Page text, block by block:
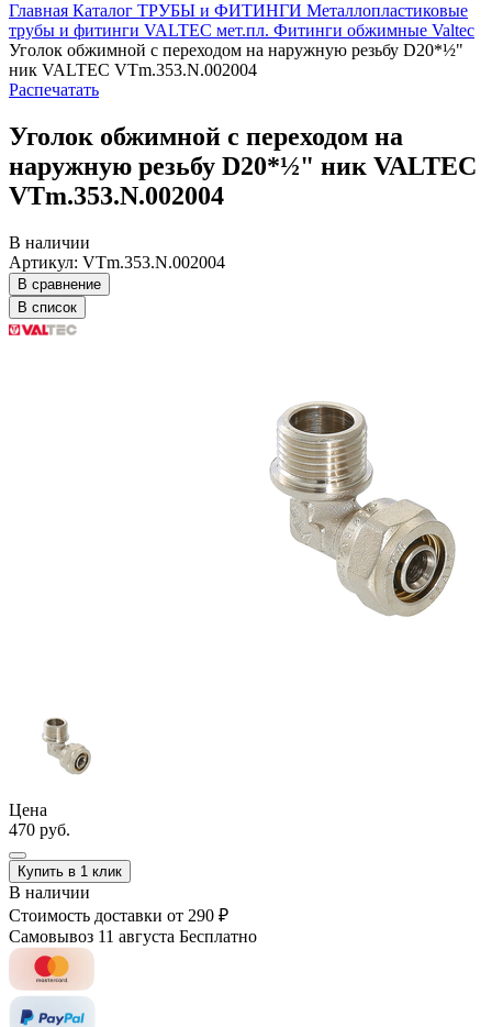
Главная Каталог ТРУБЫ и ФИТИНГИ Металлопластиковые
трубы и фитинги VALTEC мет.пл. Фитинги обжимные Valtec
Уголок обжимной с переходом на наружную резьбу D20*½"
ник VALTEC VTm.353.N.002004
Распечатать
Уголок обжимной с переходом на
наружную резьбу D20*½" ник VALTEC
VTm.353.N.002004
В наличии
Артикул: VTm.353.N.002004
В сравнение
В список
Цена
470 руб.
Купить в 1 клик
В наличии
Стоимость доставки от 290 ₽
Самовывоз 11 августа Бесплатно